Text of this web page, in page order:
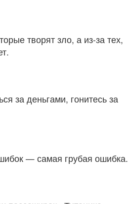
творят зло, а из-за тех,
за деньгами, гонитесь за
— самая грубая ошибка.